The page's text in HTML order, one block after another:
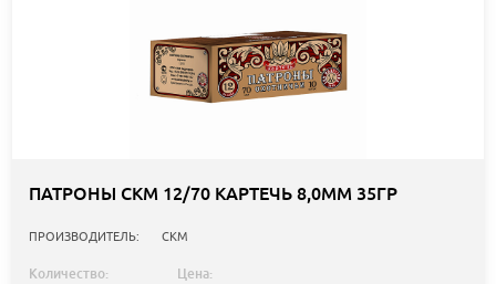
ПАТРОНЫ СКМ 12/70 КАРТЕЧЬ 8,0ММ 35ГР
ПРОИЗВОДИТЕЛЬ: СКМ
Количество: Цена: